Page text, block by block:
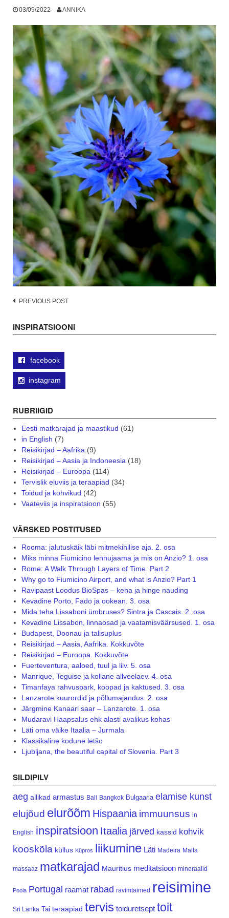
03/09/2022 ANNIKA
Post
PREVIOUS POST
INSPIRATSIOONI
facebook
instagram
RUBRIIGID
Eesti matkarajad ja maastikud (61)
in English (7)
Reisikirjad – Aafrika (9)
Reisikirjad – Aasia ja Indoneesia (18)
Reisikirjad – Euroopa (114)
Tervislik eluviis ja teraapiad (34)
Toidud ja kohvikud (42)
Vaateviis ja inspiratsioon (55)
VÄRSKED POSTITUSED
Rooma: jalutuskäik läbi mitmekihilise aja. 2. osa
Miks minna Fiumicino lennujaama ja mis on Anzio? 1. osa
Rome: A Walk Through Layers of Time. Part 2
Why go to Fiumicino Airport, and what is Anzio? Part 1
Ravipaast Loodus BioSpas – keha ja hinge nauding
Kevadine Porto, Fado ja ookean. 3. osa
Mida teha Lissaboni ümbruses? Sintra ja Cascais. 2. osa
Kevadine Lissabon, linnaosad ja vaatamisväärsused. 1. osa
Budapest, Doonau ja talisuplus
Reisikirjad – Aasia, Aafrika. Kokkuvõte
Reisikirjad – Euroopa. Kokkuvõte
Fuerteventura, aaloed, tuul ja liiv. 5. osa
Manrique, Teguise ja kollane allveelaev. 4. osa
Timanfaya rahvuspark, koopad ja kaktused. 3. osa
Lanzarote kuurordid ja põllumajandus. 2. osa
Järgmine Kanaari saar – Lanzarote. 1. osa
Mudaravi Haapsalus ehk alasti avalikus kohas
Läti oma väike Itaalia – Jurmala
Klassikaline kodune letšo
Ljubljana, the beautiful capital of Slovenia. Part 3
SILDIPILV
aeg allikad armastus Bali Bangkok Bulgaaria elamise kunst
elujõud elurõõm Hispaania immuunsus in
English inspiratsioon Itaalia järved kassid kohvik
kooskõla küllus Küpros liikumine Läti Madeira Malta
massaaz matkarajad Mauritius meditatsioon mineraalid
Poola Portugal raamat rabad ravimtaimed reisimine
Sri Lanka Tai teraapiad tervis toiduretsept toit